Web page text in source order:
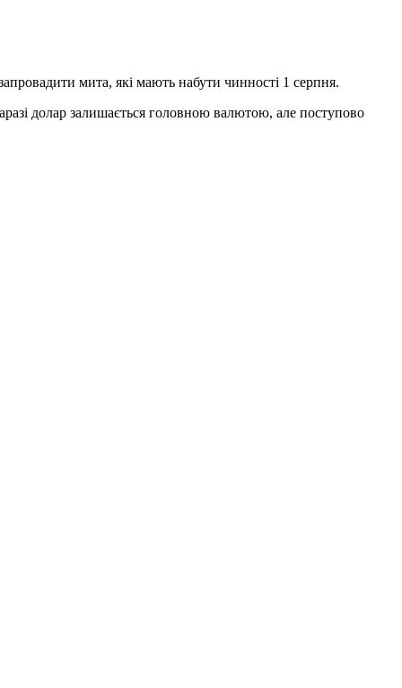
мита, які мають набути чинності 1 серпня.
долар залишається головною валютою, але поступово